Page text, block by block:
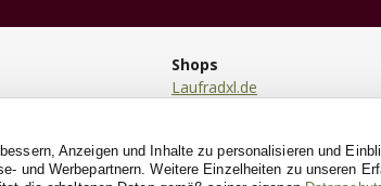
Shops
Laufradxl.de
PuppenwagenXL.de
Kinderrollerxl.de
Anzeigen und Inhalte zu personalisieren und
und Werbepartnern. Weitere Einzelheiten zu unseren